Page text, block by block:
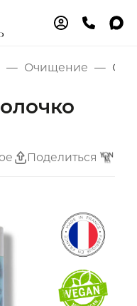
Очищение
Поделиться